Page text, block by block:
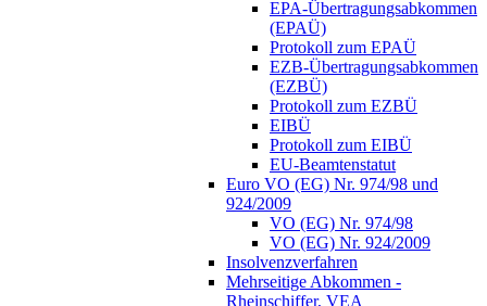
EPA-Übertragungsabkommen
(EPAÜ)
Protokoll zum EPAÜ
EZB-Übertragungsabkommen
(EZBÜ)
Protokoll zum EZBÜ
EIBÜ
Protokoll zum EIBÜ
EU-Beamtenstatut
Euro VO (EG) Nr. 974/98 und
924/2009
VO (EG) Nr. 974/98
VO (EG) Nr. 924/2009
Insolvenzverfahren
Mehrseitige Abkommen -
Rheinschiffer, VEA